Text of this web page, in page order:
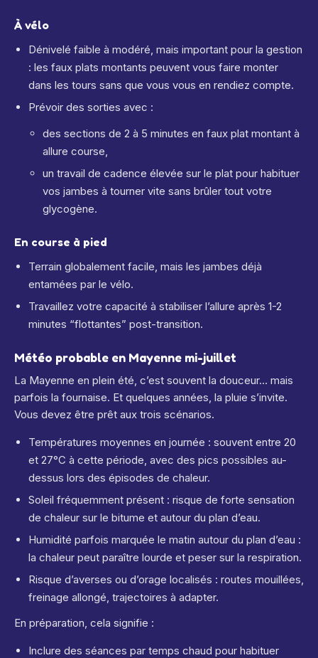
À vélo
Dénivelé faible à modéré, mais important pour la gestion
: les faux plats montants peuvent vous faire monter
dans les tours sans que vous vous en rendiez compte.
Prévoir des sorties avec :
des sections de 2 à 5 minutes en faux plat montant à
allure course,
un travail de cadence élevée sur le plat pour habituer
vos jambes à tourner vite sans brûler tout votre
glycogène.
En course à pied
Terrain globalement facile, mais les jambes déjà
entamées par le vélo.
Travaillez votre capacité à stabiliser l’allure après 1-2
minutes “flottantes” post-transition.
Météo probable en Mayenne mi-juillet
La Mayenne en plein été, c’est souvent la douceur… mais
parfois la fournaise. Et quelques années, la pluie s’invite.
Vous devez être prêt aux trois scénarios.
Températures moyennes en journée : souvent entre 20
et 27°C à cette période, avec des pics possibles au-
dessus lors des épisodes de chaleur.
Soleil fréquemment présent : risque de forte sensation
de chaleur sur le bitume et autour du plan d’eau.
Humidité parfois marquée le matin autour du plan d’eau :
la chaleur peut paraître lourde et peser sur la respiration.
Risque d’averses ou d’orage localisés : routes mouillées,
freinage allongé, trajectoires à adapter.
En préparation, cela signifie :
Inclure des séances par temps chaud pour habituer